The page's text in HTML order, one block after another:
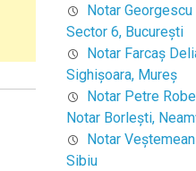
Notar
Sector 6, Bucureşti
Notar Farcaş
Sighişoara, Mureş
Notar Petre
Notar Borleşti,
Notar
Sibiu